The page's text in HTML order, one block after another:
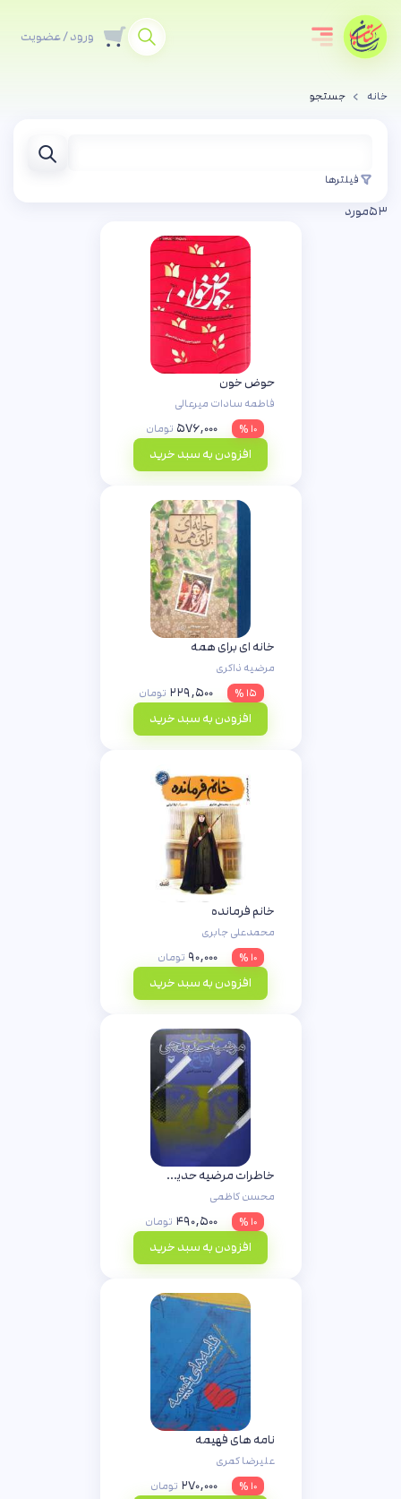
ورود / عضویت
خانه جستجو
فیلترها
۵۳مورد
حوض خون
فاطمه سادات میرعالی
۱۰ %
۵۷۶,۰۰۰ تومان
افزودن به سبد خرید
خانه ای برای همه
مرضیه ذاکری
۱۵ %
۲۲۹,۵۰۰ تومان
افزودن به سبد خرید
خانم فرمانده
محمدعلی جابری
۱۰ %
۹۰,۰۰۰ تومان
افزودن به سبد خرید
خاطرات مرضیه حدیدچی(دباغ)
محسن کاظمی
۱۰ %
۴۹۰,۵۰۰ تومان
افزودن به سبد خرید
نامه های فهیمه
علیرضا کمری
۱۰ %
۲۷۰,۰۰۰ تومان